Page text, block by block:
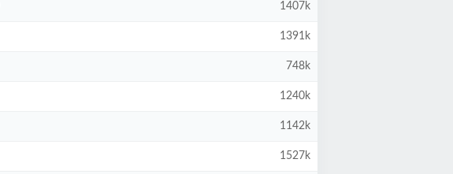
1407k
1391k
748k
1240k
1142k
1527k